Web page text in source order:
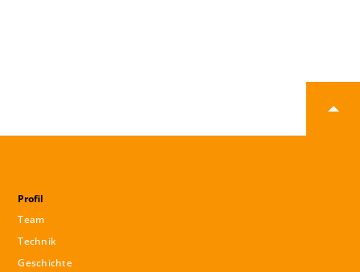
Profil
Team
Technik
Geschichte